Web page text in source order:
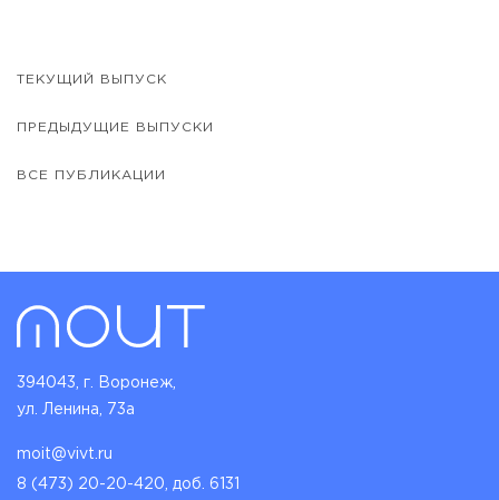
ТЕКУЩИЙ ВЫПУСК
ПРЕДЫДУЩИЕ ВЫПУСКИ
ВСЕ ПУБЛИКАЦИИ
394043, г. Воронеж,
ул. Ленина, 73а
moit@vivt.ru
8 (473) 20-20-420, доб. 6131